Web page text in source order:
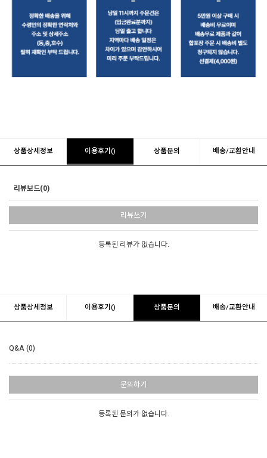
상품상세정보 이용후기() 상품문의 배송/교환안내
리뷰보드(0)
리뷰쓰기
등록된 리뷰가 없습니다.
상품상세정보 이용후기() 상품문의 배송/교환안내
Q&A (0)
문의하기
등록된 문의가 없습니다.